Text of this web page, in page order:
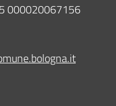
000020067156